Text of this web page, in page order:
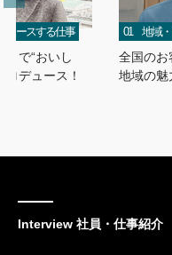
01 地域・
全国のお
地域の魅
ュースする仕事
まで“おいし
ロデュース！
Interview 社員・仕事紹介